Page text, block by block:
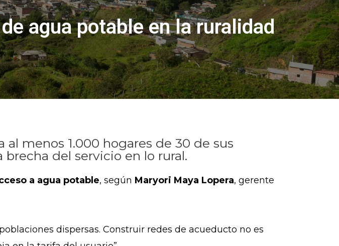
agua potable en la ruralidad
menos 1.000 hogares de 30 de sus
del servicio en lo rural.
a agua potable, según Maryori Maya Lopera, gerente
dispersas. Construir redes de acueducto no es